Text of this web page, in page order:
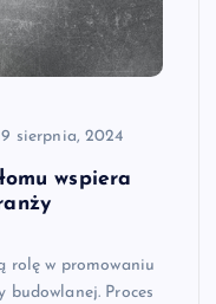
sierpnia, 2024
wspiera
rolę w promowaniu
budowlanej. Proces